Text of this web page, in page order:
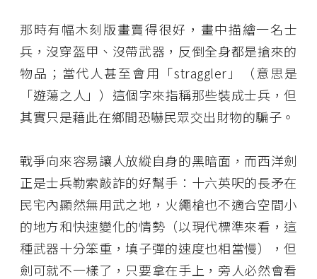
那時有幅木刻版畫賣得很好，畫中描繪一名士
兵，沒穿盔甲、沒帶武器，反倒全身都是搶來的
物品；當代人甚至會用「straggler」（意思是
「遊蕩之人」）這個字來指稱那些裝成士兵，但
其實只是藉此在鄉間恐嚇民眾交出財物的騙子。
戰爭向來容易讓人放縱自身的黑暗面，而西洋劍
正是士兵勒索敲詐的好幫手：十六英呎的長矛在
民宅內顯然無用武之地，火繩槍也不適合空間小
的地方和快速變化的情勢（以現代標準來看，這
種武器十分笨重，填子彈的速度也相當慢），但
劍可就不一樣了，只要拿在手上，旁人必然會看